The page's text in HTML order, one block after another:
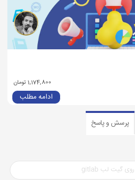
1,174,800 تومان
ادامه مطلب
پرسش و پاسخ